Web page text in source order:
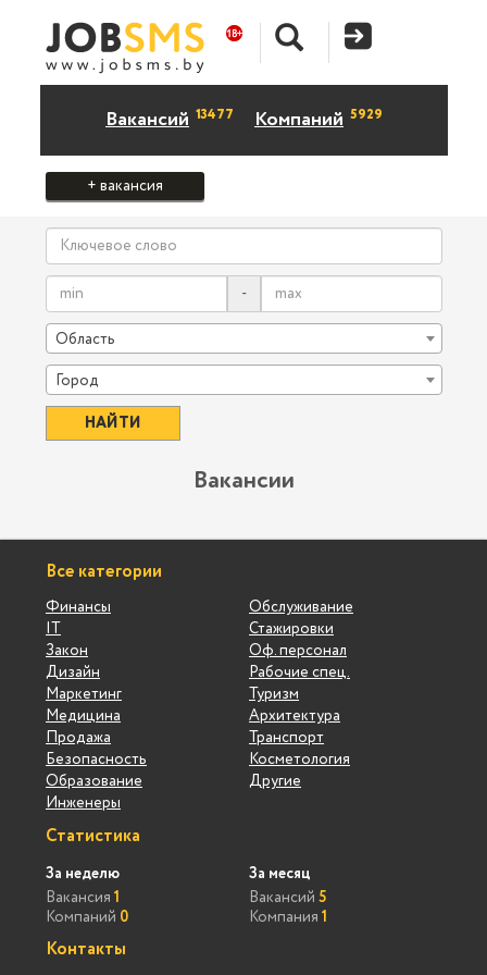
Вакансий 13477 Компаний 5929
+ вакансия
-
Область
Город
Вакансии
Все категории
Финансы
IT
Закон
Дизайн
Маркетинг
Медицина
Продажа
Безопасность
Образование
Инженеры
Обслуживание
Стажировки
Оф. персонал
Рабочие спец.
Туризм
Архитектура
Транспорт
Косметология
Другие
Статистика
За неделю
Вакансия 1
Компаний 0
За месяц
Вакансий 5
Компания 1
Контакты